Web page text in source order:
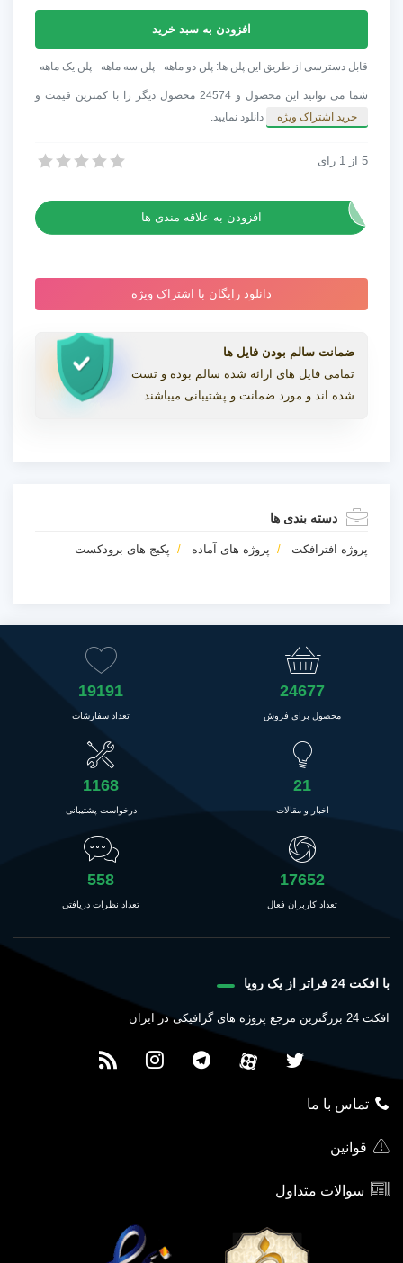
افترافکت
استوری
پست
افزودن به سبد خرید
قابل دسترسی از طریق این پلن ها: پلن دو ماهه - پلن سه ماهه - پلن یک ماهه
شما می توانید این محصول و 24574 محصول دیگر را با کمترین قیمت و
خرید اشتراک ویژه
دانلود نمایید.
پروژه افترافکت استوری ها و پست های طبیعی
5 از 1 رای
افزودن به علاقه مندی ها
دانلود رایگان با اشتراک ویژه
ضمانت سالم بودن فایل ها
تمامی فایل های ارائه شده سالم بوده و تست
شده اند و مورد ضمانت و پشتیبانی میباشند
دسته بندی ها
پروژه افترافکت پروژه های آماده پکیج های برودکست
24677
محصول برای فروش
19191
تعداد سفارشات
21
اخبار و مقالات
1168
درخواست پشتیبانی
17652
تعداد کاربران فعال
558
تعداد نظرات دریافتی
با افکت 24 فراتر از یک رویا
افکت 24 بزرگترین مرجع پروژه های گرافیکی در ایران
تماس با ما
قوانین
سوالات متداول